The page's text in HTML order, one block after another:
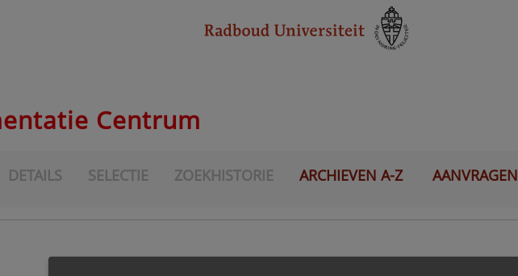
Centrum
DETAILS SELECTIE ZOEKHISTORIE ARCHIEVEN A-Z AANVRAGEN